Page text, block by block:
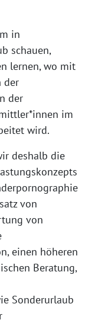
in
schauen,
lernen, wo mit
der
der
im
wird.
deshalb die
von
von
einen höheren
Beratung,
Sonderurlaub